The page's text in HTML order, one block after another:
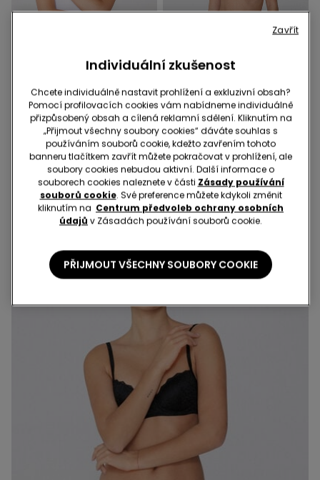
Organická bavlna
3 za 349 Kč / 5 za 549 Kč
10 Barvy
Dámské kalhotky z
organické bavlny
139,00 Kč
Organická bavlna
9 Barvy
Bavlněné kalhotky z
organické bavlny
139,00 Kč
Individuální zkušenost
Chcete individuálně nastavit prohlížení a exkluzivní obsah?
Pomocí profilovacích cookies vám nabídneme individuálně
přizpůsobený obsah a cílená reklamní sdělení. Kliknutím na
„Přijmout všechny soubory cookies“ dáváte souhlas s
používáním souborů cookie, kdežto zavřením tohoto
banneru tlačítkem zavřít můžete pokračovat v prohlížení, ale
soubory cookies nebudou aktivní. Další informace o
souborech cookies naleznete v části Zásady používání
souborů cookie. Své preference můžete kdykoli změnit
kliknutím na Centrum předvoleb ochrany osobních
údajů v Zásadách používání souborů cookie.
PŘIJMOUT VŠECHNY SOUBORY COOKIE
Zavřít